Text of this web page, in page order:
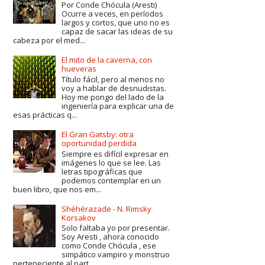
Por Conde Chócula (Aresti)
Ocurre a veces, en períodos
largos y cortos, que uno no es
capaz de sacar las ideas de su
cabeza por el med...
El mito de la caverna, con
hueveras
Título fácil, pero al menos no
voy a hablar de desnudistas.
Hoy me pongo del lado de la
ingeniería para explicar una de
esas prácticas q...
El Gran Gatsby: otra
oportunidad perdida
Siempre es difícil expresar en
imágenes lo que se lee. Las
letras tipográficas que
podemos contemplar en un
buen libro, que nos em...
Shéhérazade - N. Rimsky
Korsakov
Solo faltaba yo por presentar.
Soy Aresti , ahora conocido
como Conde Chócula , ese
simpático vampiro y monstruo